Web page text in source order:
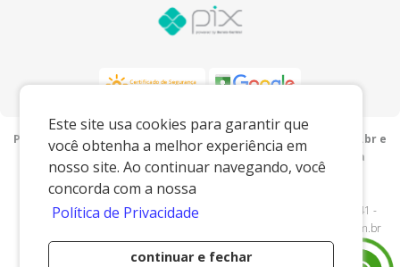
Este site usa cookies para garantir que
você obtenha a melhor experiência em
nosso site. Ao continuar navegando, você
concorda com a nossa
Política de Privacidade
continuar e fechar
Preços e condições exclusivos para o www.porcelanaslu.com.br e
para o televendas, podendo sofrer alterações sem prévia
notiﬁcação.
Lu Porcelanas e Presentes
www.porcelanaslu.com.br| AV ANTONIO SERAFIM PETEAN - 2941 -
comercial@porcelanaslu.com.br
Desenvolvido por